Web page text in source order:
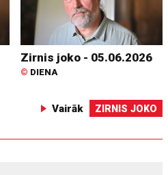
Zirnis joko - 05.06.2026
© DIENA
Vairāk ZIRNIS JOKO